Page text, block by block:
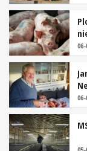
06-
06-